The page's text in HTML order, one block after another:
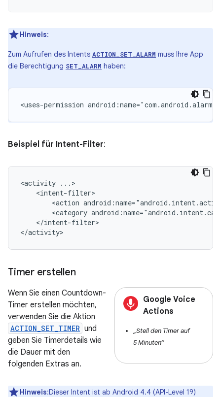
Hinweis:
Zum Aufrufen des Intents ACTION_SET_ALARM muss Ihre App
die Berechtigung SET_ALARM haben:
<uses-permission
Beispiel für Intent-Filter:
<activity
<action
<category
</intent-filter>
</activity>
Timer erstellen
Google Voice
Actions
„Stell den Timer auf
5 Minuten“
Wenn Sie einen Countdown-
Timer erstellen möchten,
verwenden Sie die Aktion
ACTION_SET_TIMER und
geben Sie Timerdetails wie
die Dauer mit den
folgenden Extras an.
Hinweis:Dieser Intent ist ab Android 4.4 (API-Level 19)